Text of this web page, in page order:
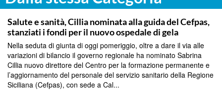
CALTANISSETTA
Salute e sanità, Cillia nominata alla guida del Cefpas,
stanziati i fondi per il nuovo ospedale di gela
Nella seduta di giunta di oggi pomeriggio, oltre a dare il via alle
variazioni di bilancio il governo regionale ha nominato Sabrina
Cillia nuovo direttore del Centro per la formazione permanente e
l’aggiornamento del personale del servizio sanitario della Regione
Siciliana (Cefpas), con sede a Cal...